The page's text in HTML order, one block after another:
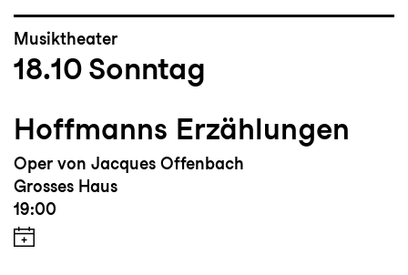
Musiktheater
18.10 Sonntag
Hoffmanns Erzählungen
Oper von Jacques Offenbach
Grosses Haus
19:00